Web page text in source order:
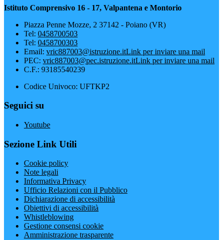
Istituto Comprensivo 16 - 17, Valpantena e Montorio
Piazza Penne Mozze, 2 37142 - Poiano (VR)
Tel: 0458700503
Tel: 0458700303
Email: vric887003@istruzione.itLink per inviare una mail
PEC: vric887003@pec.istruzione.itLink per inviare una mail
C.F.: 93185540239
Codice Univoco: UFTKP2
Seguici su
Youtube
Sezione Link Utili
Cookie policy
Note legali
Informativa Privacy
Ufficio Relazioni con il Pubblico
Dichiarazione di accessibilità
Obiettivi di accessibilità
Whistleblowing
Gestione consensi cookie
Amministrazione trasparente